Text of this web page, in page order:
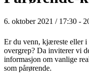
6. oktober 2021 / 17:30 -
Er du venn, kjæreste eller
overgrep? Da inviterer vi
informasjon om vanlige
som pårørende.